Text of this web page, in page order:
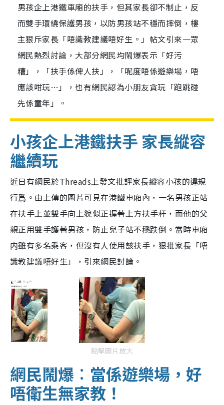
男孩企上港鐵車廂的扶手，但其家長卻不制止，反
而雙手環繞保護男孩，以防男孩站不穩而摔倒，樓
主狠斥家長「唔識教建議唔好生。」帖文引來一眾
網民熱烈討論，大部分網民均鬧爆表示「好污
糟」，「扶手係俾人扶」，「呢度唔係遊樂場，唔
應該咁玩…」，也有網民認為小朋友貪玩「跑跳碰
先係童年」。
小孩企上港鐵扶手 家長縱容
繼續玩
近日有網民於Threads上發文批評家長縱容小孩的違規
行爲。由上傳的圖片可見在港鐵車廂內，一名男孩正站
在扶手上並雙手向上貌似正握著上方扶手杆，而他的父
親正用雙手護著男孩，防止兒子站不穩跌倒。當時車廂
内雖有多名乘客，但沒有人使用該扶手，狠批家長「唔
識教建議唔好生」，引來網民討論。
點擊圖片放大
網民鬧爆︰當係遊樂場，好
唔衛生無家教！